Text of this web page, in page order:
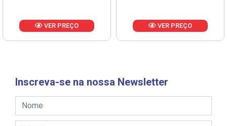
VER PREÇO VER PREÇO
Inscreva-se na nossa Newsletter